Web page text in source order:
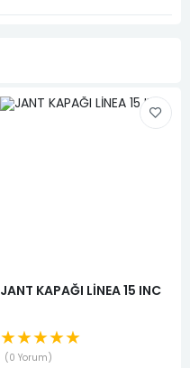
JANT KAPAĞI LİNEA 15 INC
★★★★★
0 Yorum